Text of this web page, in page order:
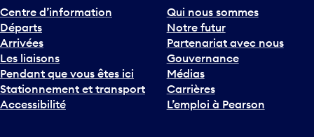
Centre d’information
Départs
Arrivées
Les liaisons
Pendant que vous êtes ici
Stationnement et transport
Accessibilité
Qui nous sommes
Notre futur
Partenariat avec nous
Gouvernance
Médias
Carrières
L’emploi à Pearson